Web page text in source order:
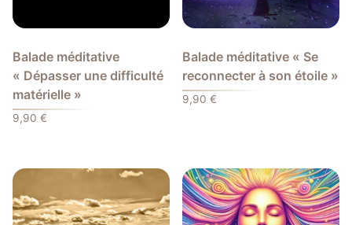
Balade méditative
« Dépasser une difficulté
matérielle »
9,90 €
Balade méditative « Se
reconnecter à son étoile »
9,90€